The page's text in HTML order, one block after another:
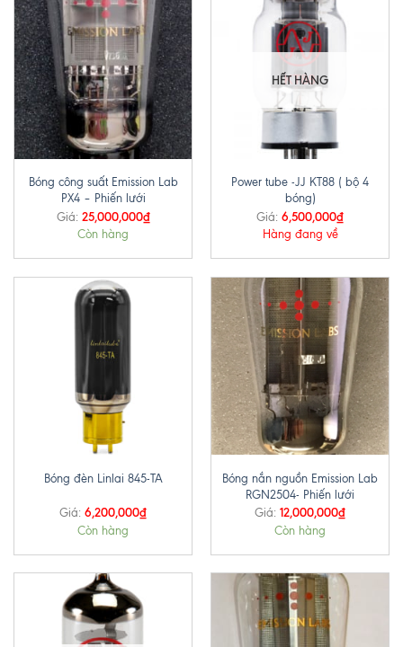
Bóng công suất Emission Lab
PX4 – Phiến lưới
Giá: 25,000,000₫
Còn hàng
HẾT HÀNG
Power tube -JJ KT88 ( bộ 4
bóng)
Giá: 6,500,000₫
Hàng đang về
Bóng đèn Linlai 845-TA
Giá: 6,200,000₫
Còn hàng
Bóng nắn nguồn Emission Lab
RGN2504- Phiến lưới
Giá: 12,000,000₫
Còn hàng